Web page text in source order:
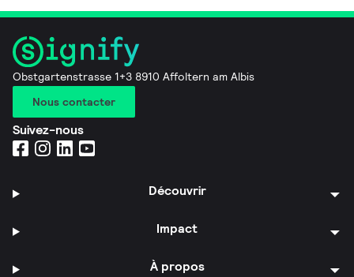
Obstgartenstrasse 1+3 8910 Affoltern am Albis
Nous contacter
Suivez-nous
Découvrir
Impact
À propos